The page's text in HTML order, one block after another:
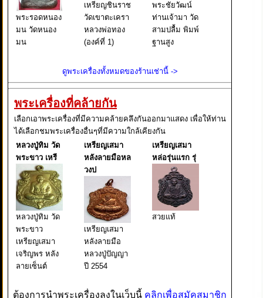
พระรอดหนอง
มน วัดหนอง
มน
เหรียญชินราช
วัดเขาตะเครา
หลวงพ่อทอง
(องค์ที่ 1)
พระชัยวัฒน์
ท่านเจ้ามา วัด
สามปลื้ม พิมพ์
ฐานสูง
ดูพระเครื่องทั้งหมดของร้านเช่านี้ ->
พระเครื่องที่คล้ายกัน
เลือกเอาพระเครื่องที่มีความคล้ายคลึงกันออกมาแสดง เพื่อให้ท่าน
ได้เลือกชมพระเครื่องอื่นๆที่มีความใกล้เคียงกัน
หลวงปู่ทิม วัด
พระขาว เหรี
หลวงปู่ทิม วัด
พระขาว
เหรียญเสมา
เจริญพร หลัง
ลายเซ็นต์
เหรียญเสมา
หลังลายมือหล
วงป
เหรียญเสมา
หลังลายมือ
หลวงปู่ปัญญา
ปี 2554
เหรียญเสมา
หล่อรุ่นแรก รุ่
สวยแท้
ต้องการนำพระเครื่องลงในเว็บนี้ คลิกเพื่อสมัคสมาชิก